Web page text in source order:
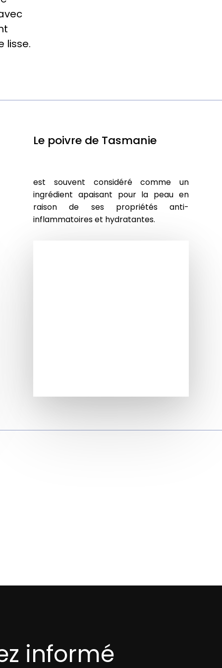
lisse.
Le poivre de Tasmanie
est souvent considéré comme un
ingrédient apaisant pour la peau en
raison de ses propriétés anti-
inflammatoires et hydratantes.
informé